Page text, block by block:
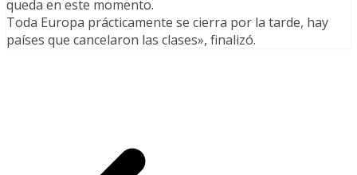
queda en este momento.
Toda Europa prácticamente se cierra por la tarde, hay
países que cancelaron las clases», finalizó.